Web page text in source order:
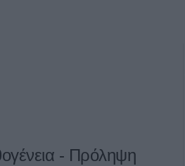
- Πρόληψη